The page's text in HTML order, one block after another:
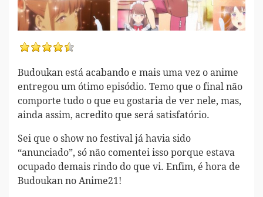
Budoukan está acabando e mais uma vez o anime
entregou um ótimo episódio. Temo que o final não
comporte tudo o que eu gostaria de ver nele, mas,
ainda assim, acredito que será satisfatório.
Sei que o show no festival já havia sido
“anunciado”, só não comentei isso porque estava
ocupado demais rindo do que vi. Enfim, é hora de
Budoukan no Anime21!